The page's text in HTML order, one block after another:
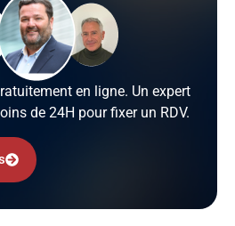
en ligne. Un expert
de 24H pour fixer un RDV.